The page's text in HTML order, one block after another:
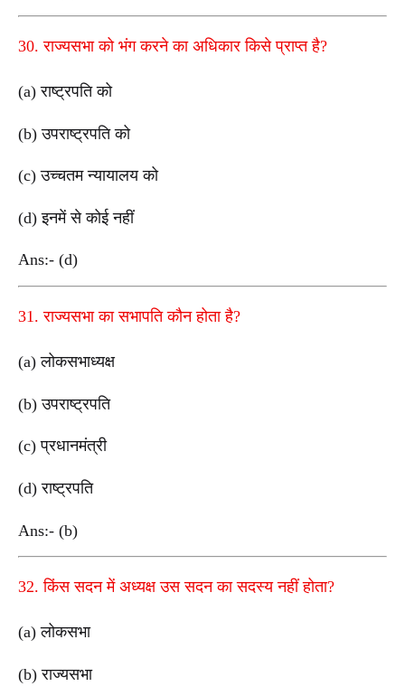
30. राज्यसभा को भंग करने का अधिकार किसे प्राप्त है?
(a) राष्ट्रपति को
(b) उपराष्ट्रपति को
(c) उच्चतम न्यायालय को
(d) इनमें से कोई नहीं
Ans:- (d)
31. राज्यसभा का सभापति कौन होता है?
(a) लोकसभाध्यक्ष
(b) उपराष्ट्रपति
(c) प्रधानमंत्री
(d) राष्ट्रपति
Ans:- (b)
32. किंस सदन में अध्यक्ष उस सदन का सदस्य नहीं होता?
(a) लोकसभा
(b) राज्यसभा